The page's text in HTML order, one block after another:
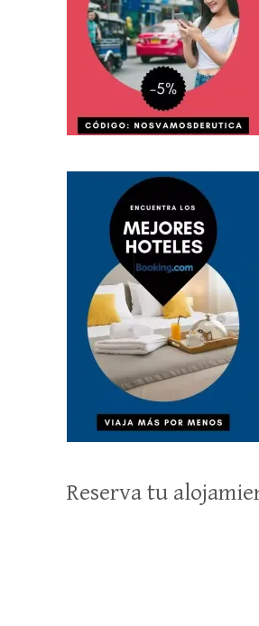
Reserva tu